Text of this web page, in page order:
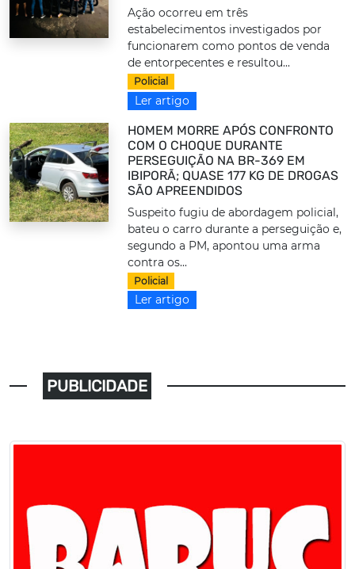
Ação ocorreu em três
estabelecimentos investigados por
funcionarem como pontos de venda
de entorpecentes e resultou...
Policial
Ler artigo
HOMEM MORRE APÓS CONFRONTO
COM O CHOQUE DURANTE
PERSEGUIÇÃO NA BR-369 EM
IBIPORÃ; QUASE 177 KG DE DROGAS
SÃO APREENDIDOS
Suspeito fugiu de abordagem policial,
bateu o carro durante a perseguição e,
segundo a PM, apontou uma arma
contra os...
Policial
Ler artigo
PUBLICIDADE